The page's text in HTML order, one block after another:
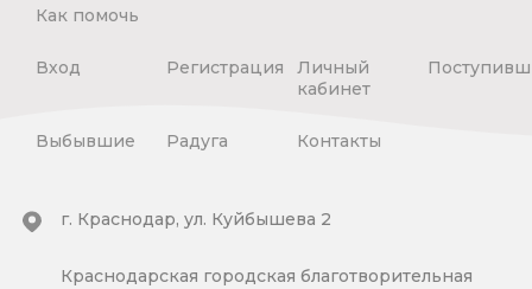
Как помочь
Вход Регистрация
Личный
кабинет
Выбывшие Радуга Контакты
г. Краснодар, ул. Куйбышева 2
Краснодарская городская благотворительная